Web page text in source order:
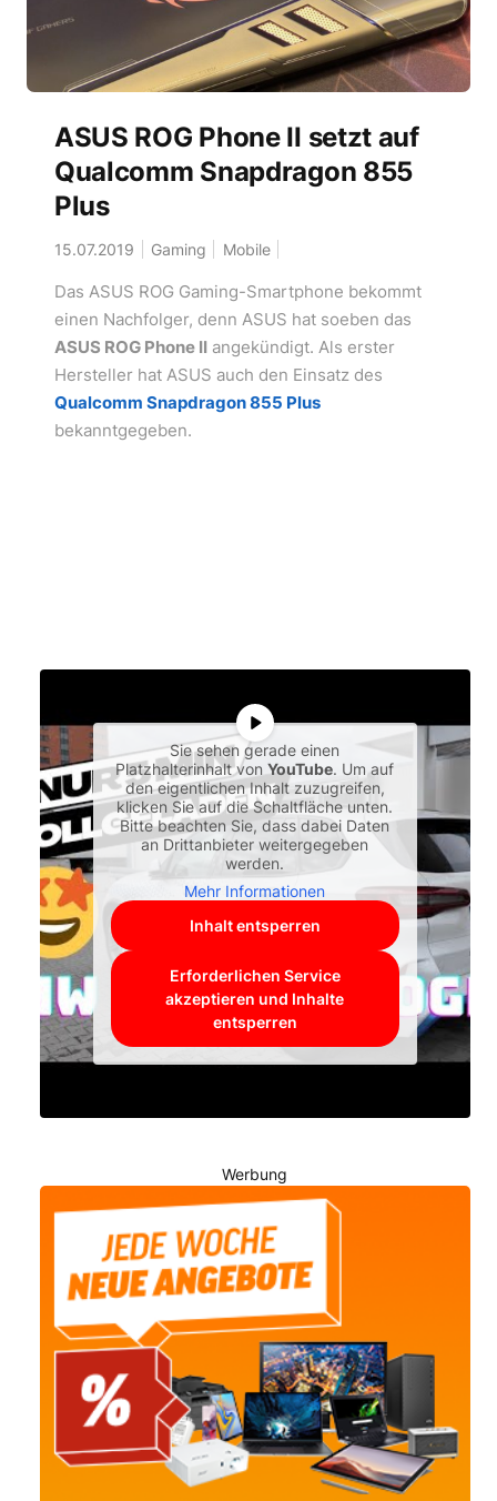
ASUS ROG Phone II setzt auf
Qualcomm Snapdragon 855
Plus
15.07.2019 Gaming Mobile
Das ASUS ROG Gaming-Smartphone bekommt
einen Nachfolger, denn ASUS hat soeben das
ASUS ROG Phone IIangekündigt. Als erster
Hersteller hat ASUS auch den Einsatz des
Qualcomm Snapdragon 855 Plus
bekanntgegeben.
Sie sehen gerade einen
Platzhalterinhalt vonYouTube. Um auf
den eigentlichen Inhalt zuzugreifen,
klicken Sie auf die Schaltfläche unten.
Bitte beachten Sie, dass dabei Daten
an Drittanbieter weitergegeben
werden.
Mehr Informationen
Inhalt entsperren
Erforderlichen Service
akzeptieren und Inhalte
entsperren
Werbung